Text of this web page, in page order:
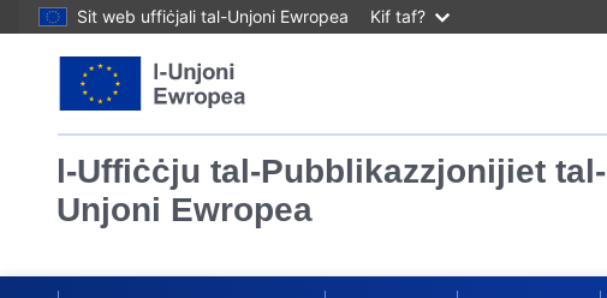
Sit web uffiċjali tal-Unjoni Ewropea Kif taf?
l-Uffiċċju tal-Pubblikazzjonijiet tal-
Unjoni Ewropea